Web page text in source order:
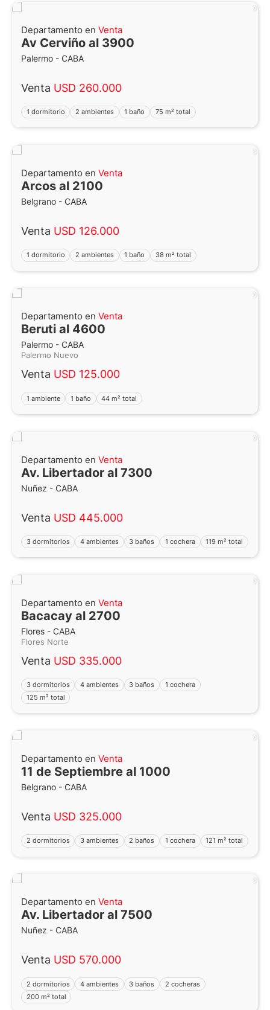
Departamento en Venta
Av Cerviño al 3900
Palermo - CABA
Venta USD 260.000
1 dormitorio 2 ambientes 1 baño 75 m² total
Departamento en Venta
Arcos al 2100
Belgrano - CABA
Venta USD 126.000
1 dormitorio 2 ambientes 1 baño 38 m² total
Departamento en Venta
Beruti al 4600
Palermo - CABA
Palermo Nuevo
Venta USD 125.000
1 ambiente 1 baño 44 m² total
Departamento en Venta
Av. Libertador al 7300
Nuñez - CABA
Venta USD 445.000
3 dormitorios 4 ambientes 3 baños 1 cochera 119 m² total
Departamento en Venta
Bacacay al 2700
Flores - CABA
Flores Norte
Venta USD 335.000
3 dormitorios 4 ambientes 3 baños
1 cochera
125 m² total
Departamento en Venta
11 de Septiembre al 1000
Belgrano - CABA
Venta USD 325.000
2 dormitorios 3 ambientes 2 baños 1 cochera 121 m² total
Departamento en Venta
Av. Libertador al 7500
Nuñez - CABA
Venta USD 570.000
2 dormitorios 4 ambientes 3 baños
2 cocheras
200 m² total